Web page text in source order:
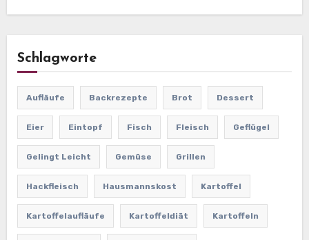
Schlagworte
Aufläufe Backrezepte Brot Dessert
Eier Eintopf Fisch Fleisch Geflügel
Gelingt Leicht Gemüse Grillen
Hackfleisch Hausmannskost Kartoffel
Kartoffelaufläufe Kartoffeldiät Kartoffeln